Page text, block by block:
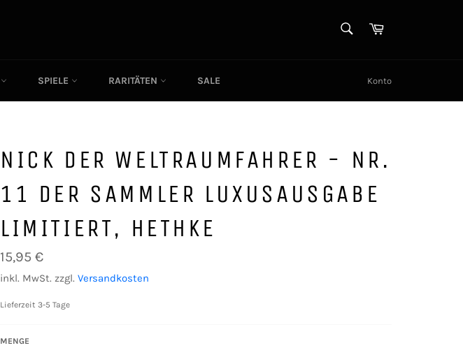
Warenkorb
SPIELE RARITÄTEN SALE Konto
NICK DER WELTRAUMFAHRER - NR.
11 DER SAMMLER LUXUSAUSGABE
LIMITIERT, HETHKE
Normaler
Preis
15,95 €
inkl. MwSt. zzgl. Versandkosten
Lieferzeit 3-5 Tage
MENGE